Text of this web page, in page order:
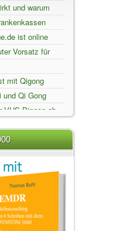
und warum
ist online
Vorsatz für
mit Qigong
und Qi Gong
VHS Bingen ab
und
auch eine
MEDIZIN